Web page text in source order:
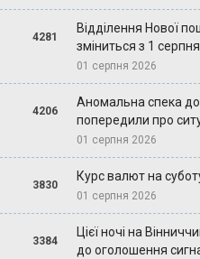
4281
Відділення Нової
зміниться з 1 серпня
01 серпня 2026
4206
Аномальна спека
попередили про
01 серпня 2026
3830
Курс валют на
01 серпня 2026
3384
Цієї ночі на
до оголошення